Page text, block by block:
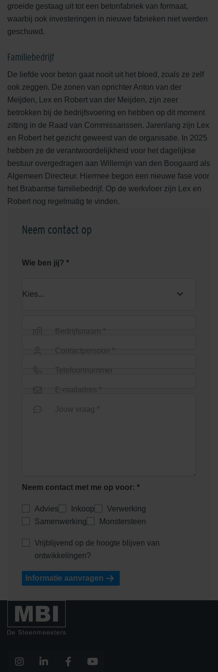
groeide gestaag uit tot een betonfabriek van formaat,
waarbij ook investeringen in nieuwe fabrieken niet werden
geschuwd.
Familiebedrijf
De liefde voor beton gaat nooit uit het bloed, zoals ze zelf
ook zeggen. De zonen van oprichter Anton van der
Meijden, Lex en Robert van der Meijden, zijn zeer
betrokken bij de bedrijfsvoering en hebben op dit moment
zitting in de Raad van Commissarissen. Jarenlang zijn Lex
en Robert het gezicht geweest van de organisatie. In 2025
hebben ze de verantwoordelijkheid voor het dagelijkse
bestuur overgedragen aan Willemijn van den Boogaard als
Algemeen Directeur. Hiermee begon een nieuwe fase voor
het Brabantse familiebedrijf. Op de werkvloer zijn Lex en
Robert nog regelmatig te vinden.
Neem contact op
Wie ben jij? *
Bedrijfsnaam *
Contactpersoon *
Telefoonnummer
E-mailadres *
Jouw vraag *
Neem contact met me op voor: *
Advies Inkoop
Verwerking
Samenwerking
Monstersteen
Vrijblijvend op de hoogte blijven van
ontwikkelingen?
Informatie aanvragen